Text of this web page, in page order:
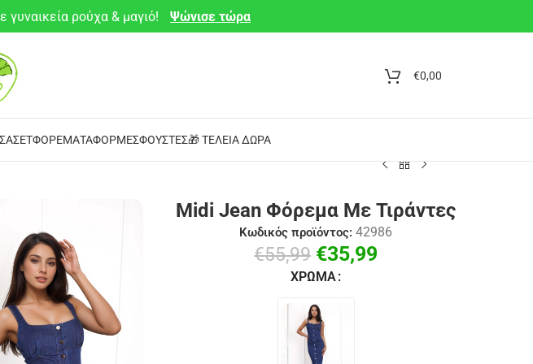
γυναικεία ρούχα & μαγιό! Ψώνισε τώρα
€0,00
ΣΕΤΦΟΡΈΜΑΤΑΦΌΡΜΕΣΦΟΎΣΤΕΣ🎁 ΤΈΛΕΙΑ ΔΏΡΑ
Midi Jean Φόρεμα Με Τιράντες
Κωδικός προϊόντος:42986
€55,99 €35,99
ΧΡΏΜΑ